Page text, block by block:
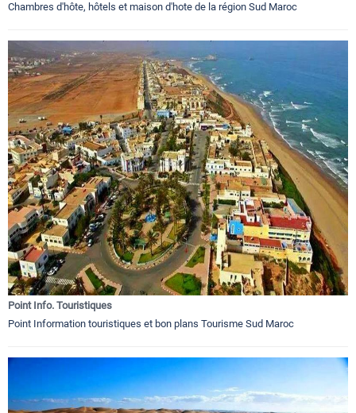
Chambres d'hôte, hôtels et maison d'hote de la région Sud Maroc
Point Info. Touristiques
Point Information touristiques et bon plans Tourisme Sud Maroc